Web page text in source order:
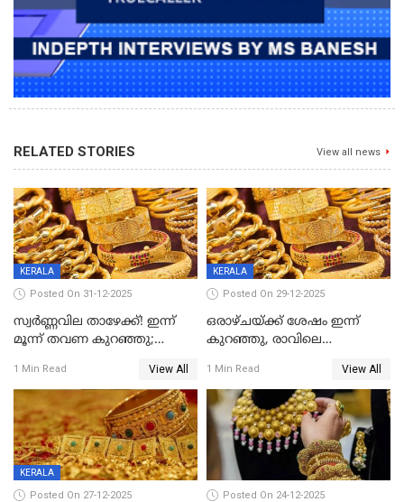
RELATED STORIES View all news
KERALA
Posted On 31-12-2025
സ്വർണ്ണവില താഴേക്ക്! ഇന്ന്
മൂന്ന് തവണ കുറഞ്ഞു;
1 Min Read View All
KERALA
Posted On 29-12-2025
ഒരാഴ്ചയ്ക്ക് ശേഷം ഇന്ന്
കുറഞ്ഞു, രാവിലെ
ഇടിവ്
1 Min Read View All
KERALA
Posted On 27-12-2025 Posted On 24-12-2025